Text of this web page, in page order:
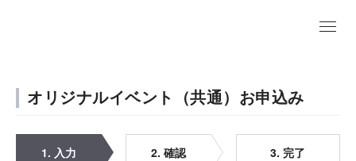
オリジナルイベント（共通）お申込み
1. 入力 2. 確認 3. 完了